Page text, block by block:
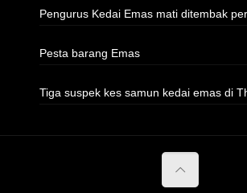
Pengurus Kedai Emas mati ditembak
Pesta barang Emas
Tiga suspek kes samun kedai emas di